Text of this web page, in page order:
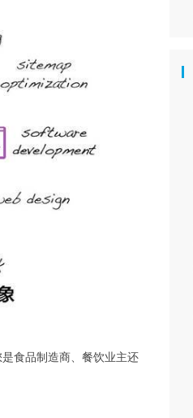
食品制造商、餐饮业主还